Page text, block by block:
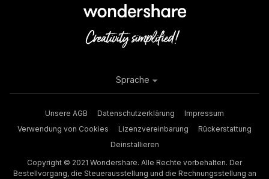
Unsere AGB Datenschutzerklärung
Impressum
Verwendung von Cookies
Lizenzvereinbarung
Rückerstattung
Deinstallieren
Copyright © 2021 Wondershare. Alle Rechte vorbehalten. Der
Bestellvorgang, die Steuerausstellung und die Rechnungsstellung an
Sprache